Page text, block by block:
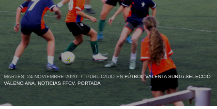
MARTES, 24 NOVIEMBRE 2020 / PUBLICADO EN FÚTBOL VALENTA SUB16 SELECCIÓ
VALENCIANA
NOTICIAS FFCV, PORTADA